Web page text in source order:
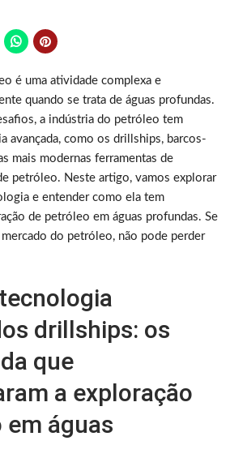
é uma atividade complexa e
quando se trata de águas profundas.
a indústria do petróleo tem
avançada, como os drillships, barcos-
mais modernas ferramentas de
petróleo. Neste artigo, vamos explorar
e entender como ela tem
de petróleo em águas profundas. Se
do petróleo, não pode perder
drillships: os
que
a exploração
águas